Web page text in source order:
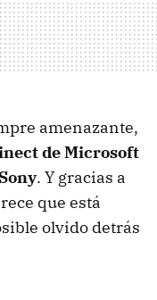
amenazante,
de Microsoft
. Y gracias a
que está
olvido detrás